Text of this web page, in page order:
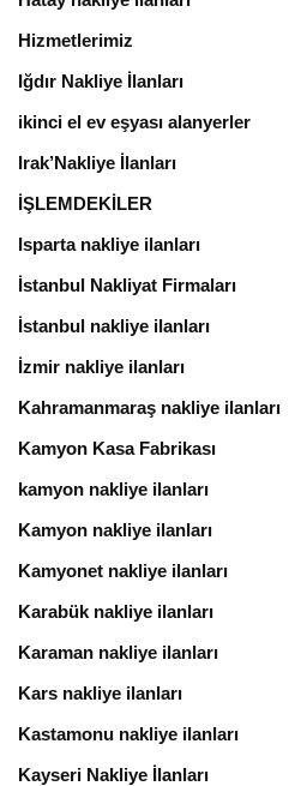
Hizmetlerimiz
Iğdır Nakliye İlanları
ikinci el ev eşyası alanyerler
Irak’Nakliye İlanları
İŞLEMDEKİLER
Isparta nakliye ilanları
İstanbul Nakliyat Firmaları
İstanbul nakliye ilanları
İzmir nakliye ilanları
Kahramanmaraş nakliye ilanları
Kamyon Kasa Fabrikası
kamyon nakliye ilanları
Kamyon nakliye ilanları
Kamyonet nakliye ilanları
Karabük nakliye ilanları
Karaman nakliye ilanları
Kars nakliye ilanları
Kastamonu nakliye ilanları
Kayseri Nakliye İlanları